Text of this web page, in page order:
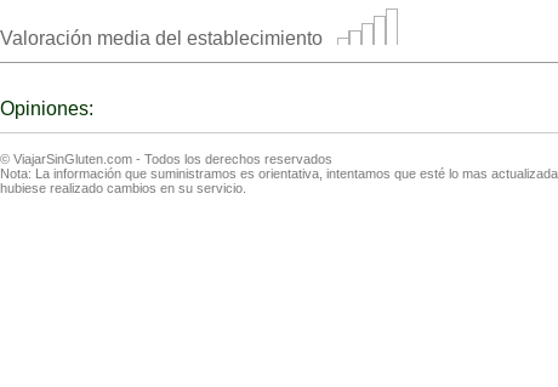
Valoración media del establecimiento
Opiniones:
© ViajarSinGluten.com - Todos los derechos reservados
Nota: La información que suministramos es orientativa, intentamos que esté lo mas
hubiese realizado cambios en su servicio.